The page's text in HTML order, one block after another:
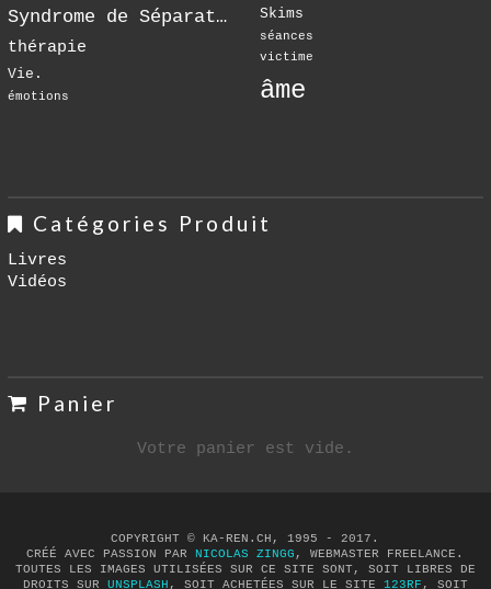
Skims
Syndrome de Séparation
séances
thérapie
victime
Vie.
âme
émotions
Catégories Produit
Livres
Vidéos
Panier
Votre panier est vide.
COPYRIGHT © KA-REN.CH, 1995 - 2017.
CRÉÉ AVEC PASSION PAR NICOLAS ZINGG , WEBMASTER FREELANCE.
TOUTES LES IMAGES UTILISÉES SUR CE SITE SONT, SOIT LIBRES DE
DROITS SUR UNSPLASH , SOIT ACHETÉES SUR LE SITE 123RF , SOIT